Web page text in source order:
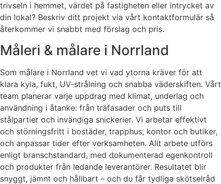
trivseln i hemmet, värdet på fastigheten eller intrycket av
din lokal? Beskriv ditt projekt via vårt kontaktformulär så
återkommer vi snabbt med förslag och pris.
Måleri & målare i Norrland
Som målare i Norrland vet vi vad ytorna kräver för att
klara kyla, fukt, UV-strålning och snabba väderskiften. Vårt
team planerar varje uppdrag med klimat, underlag och
användning i åtanke: från träfasader och puts till
stålpartier och invändiga snickerier. Vi arbetar effektivt
och störningsfritt i bostäder, trapphus, kontor och butiker,
och anpassar tider efter verksamheten. Allt arbete utförs
enligt branschstandard, med dokumenterad egenkontroll
och produkter från ledande leverantörer. Resultatet blir
snyggt, jämnt och hållbart – och du får tydliga skötselråd